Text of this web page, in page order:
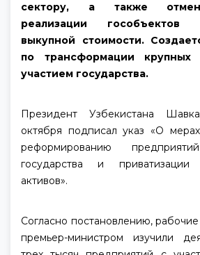
сектору, а также
реализации гособъектов
выкупной стоимости.
по трансформации крупных
участием государства.
Президент Узбекистана
октября подписал указ «О
реформированию
государства и приватизации
активов».
Согласно постановлению,
премьер-министром изучили